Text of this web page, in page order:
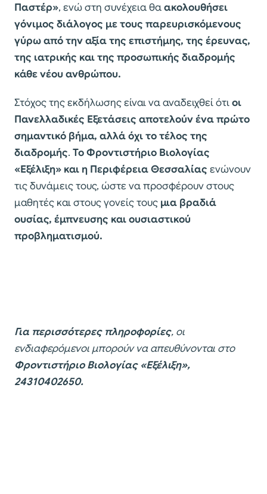
Παστέρ», ενώ στη συνέχεια θαακολουθήσει
γόνιμος διάλογος με τους παρευρισκόμενους
γύρω από την αξία της επιστήμης, της έρευνας,
της ιατρικής και της προσωπικής διαδρομής
κάθε νέου ανθρώπου.
Στόχος της εκδήλωσης είναι να αναδειχθεί ότιοι
Πανελλαδικές Εξετάσεις αποτελούν ένα πρώτο
σημαντικό βήμα, αλλά όχι το τέλος της
διαδρομής. Το Φροντιστήριο Βιολογίας
«Εξέλιξη» και η Περιφέρεια Θεσσαλίας ενώνουν
τις δυνάμεις τους, ώστε να προσφέρουν στους
μαθητές και στους γονείς τους μια βραδιά
ουσίας, έμπνευσης και ουσιαστικού
προβληματισμού.
Για περισσότερες πληροφορίες, οι
ενδιαφερόμενοι μπορούν να απευθύνονται στο
Φροντιστήριο Βιολογίας «Εξέλιξη»,
24310402650.